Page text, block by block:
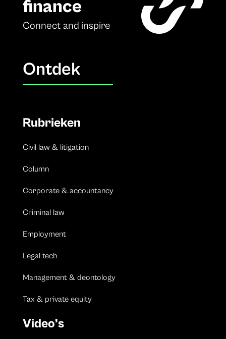
finance
Connect and inspire
Ontdek
Rubrieken
Civil law & litigation
Column
Corporate & accountancy
Criminal law
Employment
Legal tech
Management & deontology
Tax & private equity
Video’s